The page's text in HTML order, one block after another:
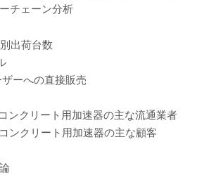
チェーン分析
出荷台数
ザーへの直接販売
ンクリート用加速器の主な流通業者
ンクリート用加速器の主な顧客